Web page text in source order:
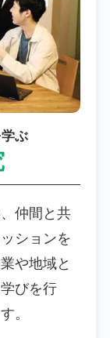
ぶ
仲間と共
ションを
や地域と
びを行
。